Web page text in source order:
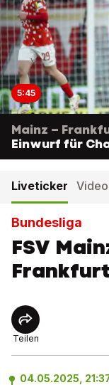
5:45
Mainz –
Einwurf für
Liveticker
Bundesliga
FSV
Frankfurt
Teilen
04.05.2025,